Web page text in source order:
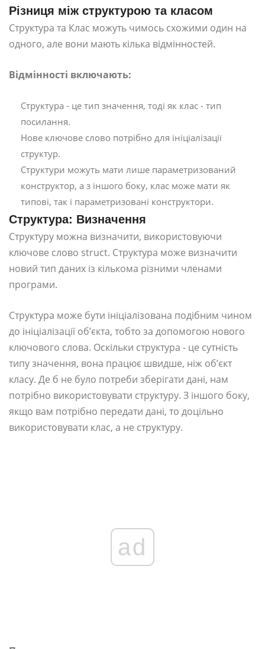
Різниця між структурою та класом
Структура та Клас можуть чимось схожими один на
одного, але вони мають кілька відмінностей.
Відмінності включають:
Структура - це тип значення, тоді як клас - тип
посилання.
Нове ключове слово потрібно для ініціалізації
структур.
Структури можуть мати лише параметризований
конструктор, а з іншого боку, клас може мати як
типові, так і параметризовані конструктори.
Структура: Визначення
Структуру можна визначити, використовуючи
ключове слово struct. Структура може визначити
новий тип даних із кількома різними членами
програми.
Структура може бути ініціалізована подібним чином
до ініціалізації об’єкта, тобто за допомогою нового
ключового слова. Оскільки структура - це сутність
типу значення, вона працює швидше, ніж об’єкт
класу. Де б не було потреби зберігати дані, нам
потрібно використовувати структуру. З іншого боку,
якщо вам потрібно передати дані, то доцільно
використовувати клас, а не структуру.
ad